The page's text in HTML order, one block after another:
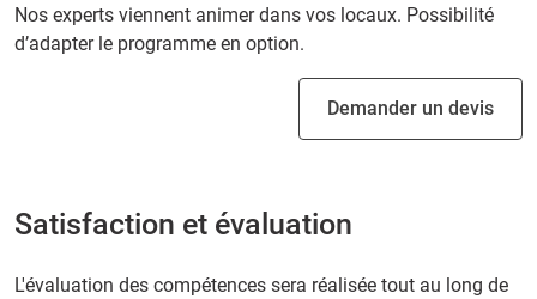
Nos experts viennent animer dans vos locaux. Possibilité
d’adapter le programme en option.
Demander un devis
Satisfaction et évaluation
L'évaluation des compétences sera réalisée tout au long de